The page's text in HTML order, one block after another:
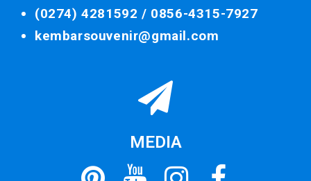
(0274) 4281592 / 0856-4315-7927
kembarsouvenir@gmail.com
MEDIA